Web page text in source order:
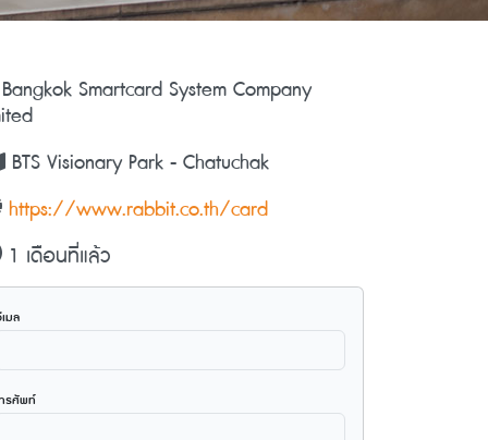
Smartcard System Company
BTS Visionary Park - Chatuchak
https://www.rabbit.co.th/card
1 เดือนที่แล้ว
มล
รศัพท์